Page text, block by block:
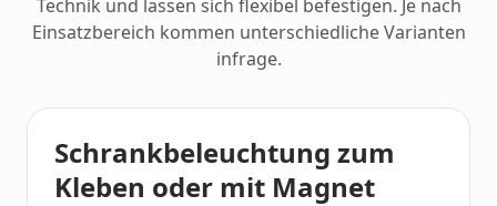
Technik und lassen sich flexibel befestigen. Je nach
Einsatzbereich kommen unterschiedliche Varianten
infrage.
Schrankbeleuchtung zum
Kleben oder mit Magnet